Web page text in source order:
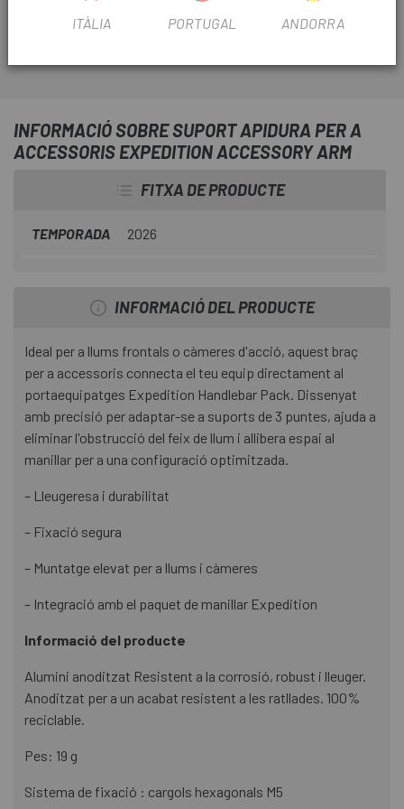
INFORMACIÓ SOBRE SUPORT APIDURA PER A
ACCESSORIS EXPEDITION ACCESSORY ARM
FITXA DE PRODUCTE
TEMPORADA 2026
INFORMACIÓ DEL PRODUCTE
Ideal per a llums frontals o càmeres d'acció, aquest braç
per a accessoris connecta el teu equip directament al
portaequipatges Expedition Handlebar Pack. Dissenyat
amb precisió per adaptar-se a suports de 3 puntes, ajuda a
eliminar l'obstrucció del feix de llum i allibera espai al
manillar per a una configuració optimitzada.
– Lleugeresa i durabilitat
– Fixació segura
– Muntatge elevat per a llums i càmeres
– Integració amb el paquet de manillar Expedition
Informació del producte
Alumini anoditzat Resistent a la corrosió, robust i lleuger.
Anoditzat per a un acabat resistent a les ratllades. 100%
reciclable.
Pes: 19 g
Sistema de fixació : cargols hexagonals M5
ITÀLIA PORTUGAL ANDORRA